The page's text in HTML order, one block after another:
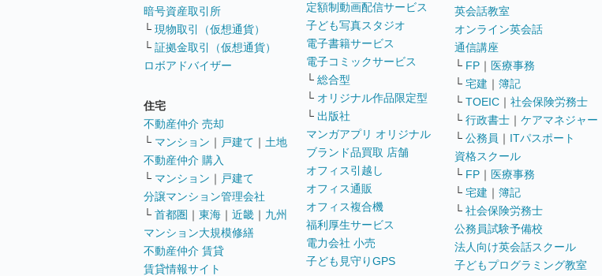
暗号資産取引所
└ 現物取引（仮想通貨）
└ 証拠金取引（仮想通貨）
ロボアドバイザー
住宅
不動産仲介 売却
└ マンション ｜ 戸建て ｜ 土地
不動産仲介 購入
└ マンション ｜ 戸建て
分譲マンション管理会社
└ 首都圏 ｜ 東海 ｜ 近畿 ｜ 九州
マンション大規模修繕
不動産仲介 賃貸
賃貸情報サイト
定額制動画配信サービス
子ども写真スタジオ
電子書籍サービス
電子コミックサービス
└ 総合型
└ オリジナル作品限定型
└ 出版社
マンガアプリ オリジナル
ブランド品買取 店舗
オフィス引越し
オフィス通販
オフィス複合機
福利厚生サービス
電力会社 小売
子ども見守りGPS
英会話教室
オンライン英会話
通信講座
└ FP ｜ 医療事務
└ 宅建 ｜ 簿記
└ TOEIC ｜ 社会保険労務士
└ 行政書士 ｜ ケアマネジャー
└ 公務員 ｜ ITパスポート
資格スクール
└ FP ｜ 医療事務
└ 宅建 ｜ 簿記
└ 社会保険労務士
公務員試験予備校
法人向け英会話スクール
子どもプログラミング教室